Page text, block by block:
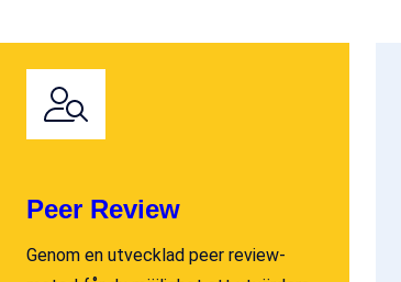
Peer Review
Genom en utvecklad peer review-